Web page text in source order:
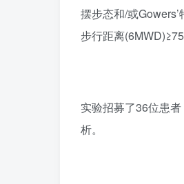
摆步态和/或
步行距离(6MWD)≥75
实验招募了36位患
析。